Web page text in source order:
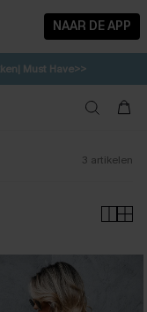
NAAR DE APP
Must Have>>
korting>>
SW15
3 artikelen